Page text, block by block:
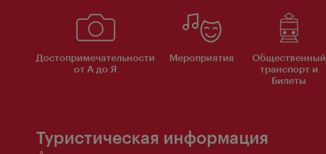
Достопримечательности
от А до Я
Мероприятия
Общественный
транспорт и
Билеты
Туристическая информация